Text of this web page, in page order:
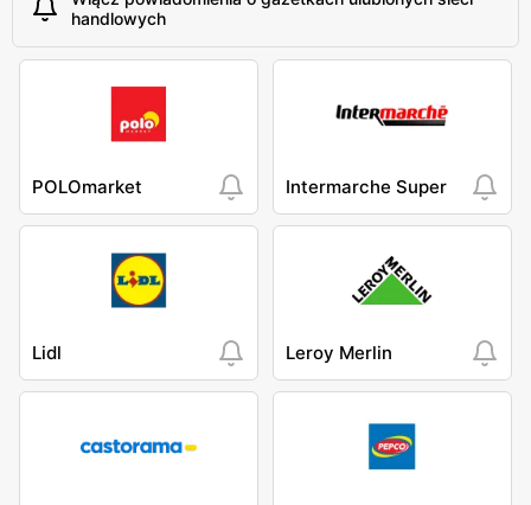
handlowych
POLOmarket Intermarche Super
Lidl Leroy Merlin